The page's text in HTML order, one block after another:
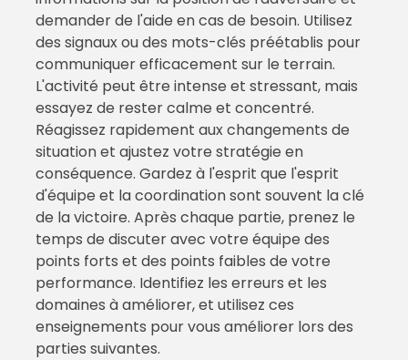
demander de l'aide en cas de besoin. Utilisez
des signaux ou des mots-clés préétablis pour
communiquer efficacement sur le terrain.
L'activité peut être intense et stressant, mais
essayez de rester calme et concentré.
Réagissez rapidement aux changements de
situation et ajustez votre stratégie en
conséquence. Gardez à l'esprit que l'esprit
d'équipe et la coordination sont souvent la clé
de la victoire. Après chaque partie, prenez le
temps de discuter avec votre équipe des
points forts et des points faibles de votre
performance. Identifiez les erreurs et les
domaines à améliorer, et utilisez ces
enseignements pour vous améliorer lors des
parties suivantes.